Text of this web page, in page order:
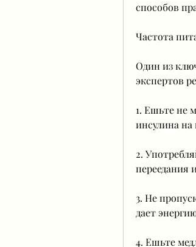
способов
Частота
Один из
экспертов
1. Ешьте не
инсулина
2.
переедания
3. Не
дает
4. Ешьте